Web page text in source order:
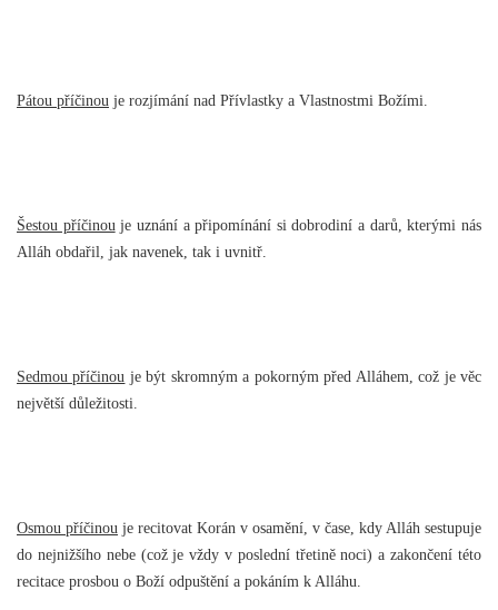
Pátou příčinou je rozjímání nad Přívlastky a Vlastnostmi Božími.
Šestou příčinouje uznání a připomínání si dobrodiní a darů, kterými nás
Alláh obdařil, jak navenek, tak i uvnitř.
Sedmou příčinou je být skromným a pokorným před Alláhem, což je věc
největší důležitosti.
Osmou příčinou je recitovat Korán v osamění, v čase, kdy Alláh sestupuje
do nejnižšího nebe (což je vždy v poslední třetině noci) a zakončení této
recitace prosbou o Boží odpuštění a pokáním k Alláhu.